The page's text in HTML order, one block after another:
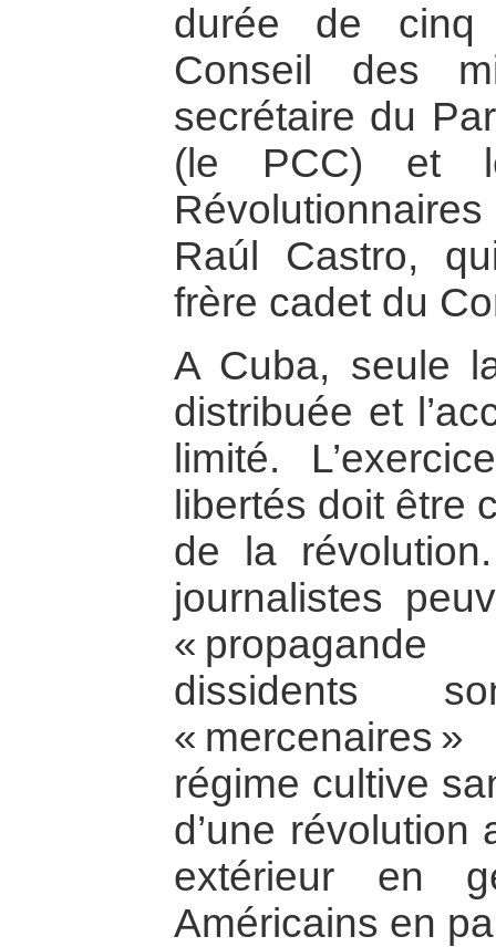
durée de cinq
Conseil des
secrétaire du
(le PCC) et
Raúl Castro,
frère cadet du
A Cuba, seule
distribuée et
limité.
libertés doit être
de la
journalistes
«
dissidents
« mercenaires
régime cultive
d’une révolution
extérieur en
Américains en